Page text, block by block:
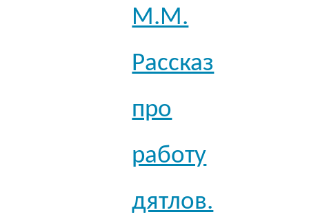
М.М.
Рассказ
про
работу
дятлов.